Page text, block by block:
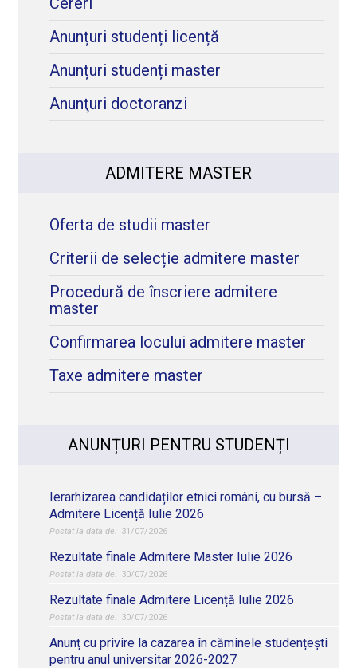
Anunțuri studenți licență
Anunțuri studenți master
Anunţuri doctoranzi
ADMITERE MASTER
Oferta de studii master
Criterii de selecție admitere master
Procedură de înscriere admitere
master
Confirmarea locului admitere master
Taxe admitere master
ANUNȚURI PENTRU STUDENȚI
Ierarhizarea candidaților etnici români, cu bursă –
Admitere Licență Iulie 2026
31/07/2026
Rezultate finale Admitere Master Iulie 2026
30/07/2026
Rezultate finale Admitere Licență Iulie 2026
30/07/2026
Anunț cu privire la cazarea în căminele studențești
pentru anul universitar 2026-2027